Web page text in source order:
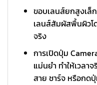
ขอบเลนส์ยกสูงเล็
เลนส์สัมผัสพื้นผิวโ
จริง
การเปิดปุ่ม
แม่นยำ ทำให้เวลา
สาย ชาร์จ หรือกด